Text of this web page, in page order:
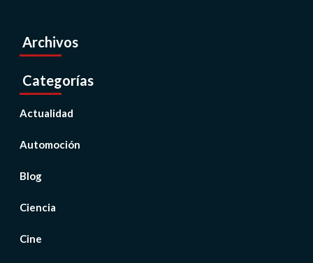
Archivos
Categorías
Actualidad
Automoción
Blog
Ciencia
Cine